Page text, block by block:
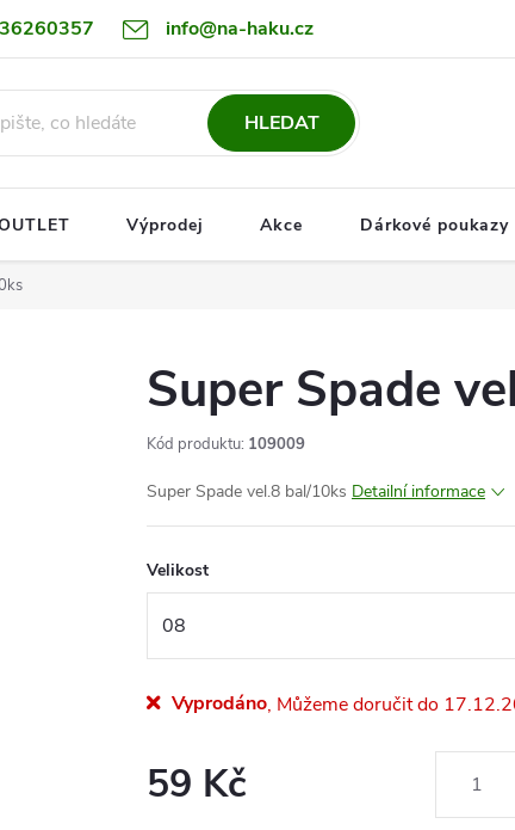
info@na-haku.cz
Dopravy
HLEDAT
Výprodej Akce Dárkové poukazy
Super Spade
Kód produktu: 109009
Super Spade vel.8 bal/10ks Detailní informace
Velikost
Vyprodáno
59 Kč